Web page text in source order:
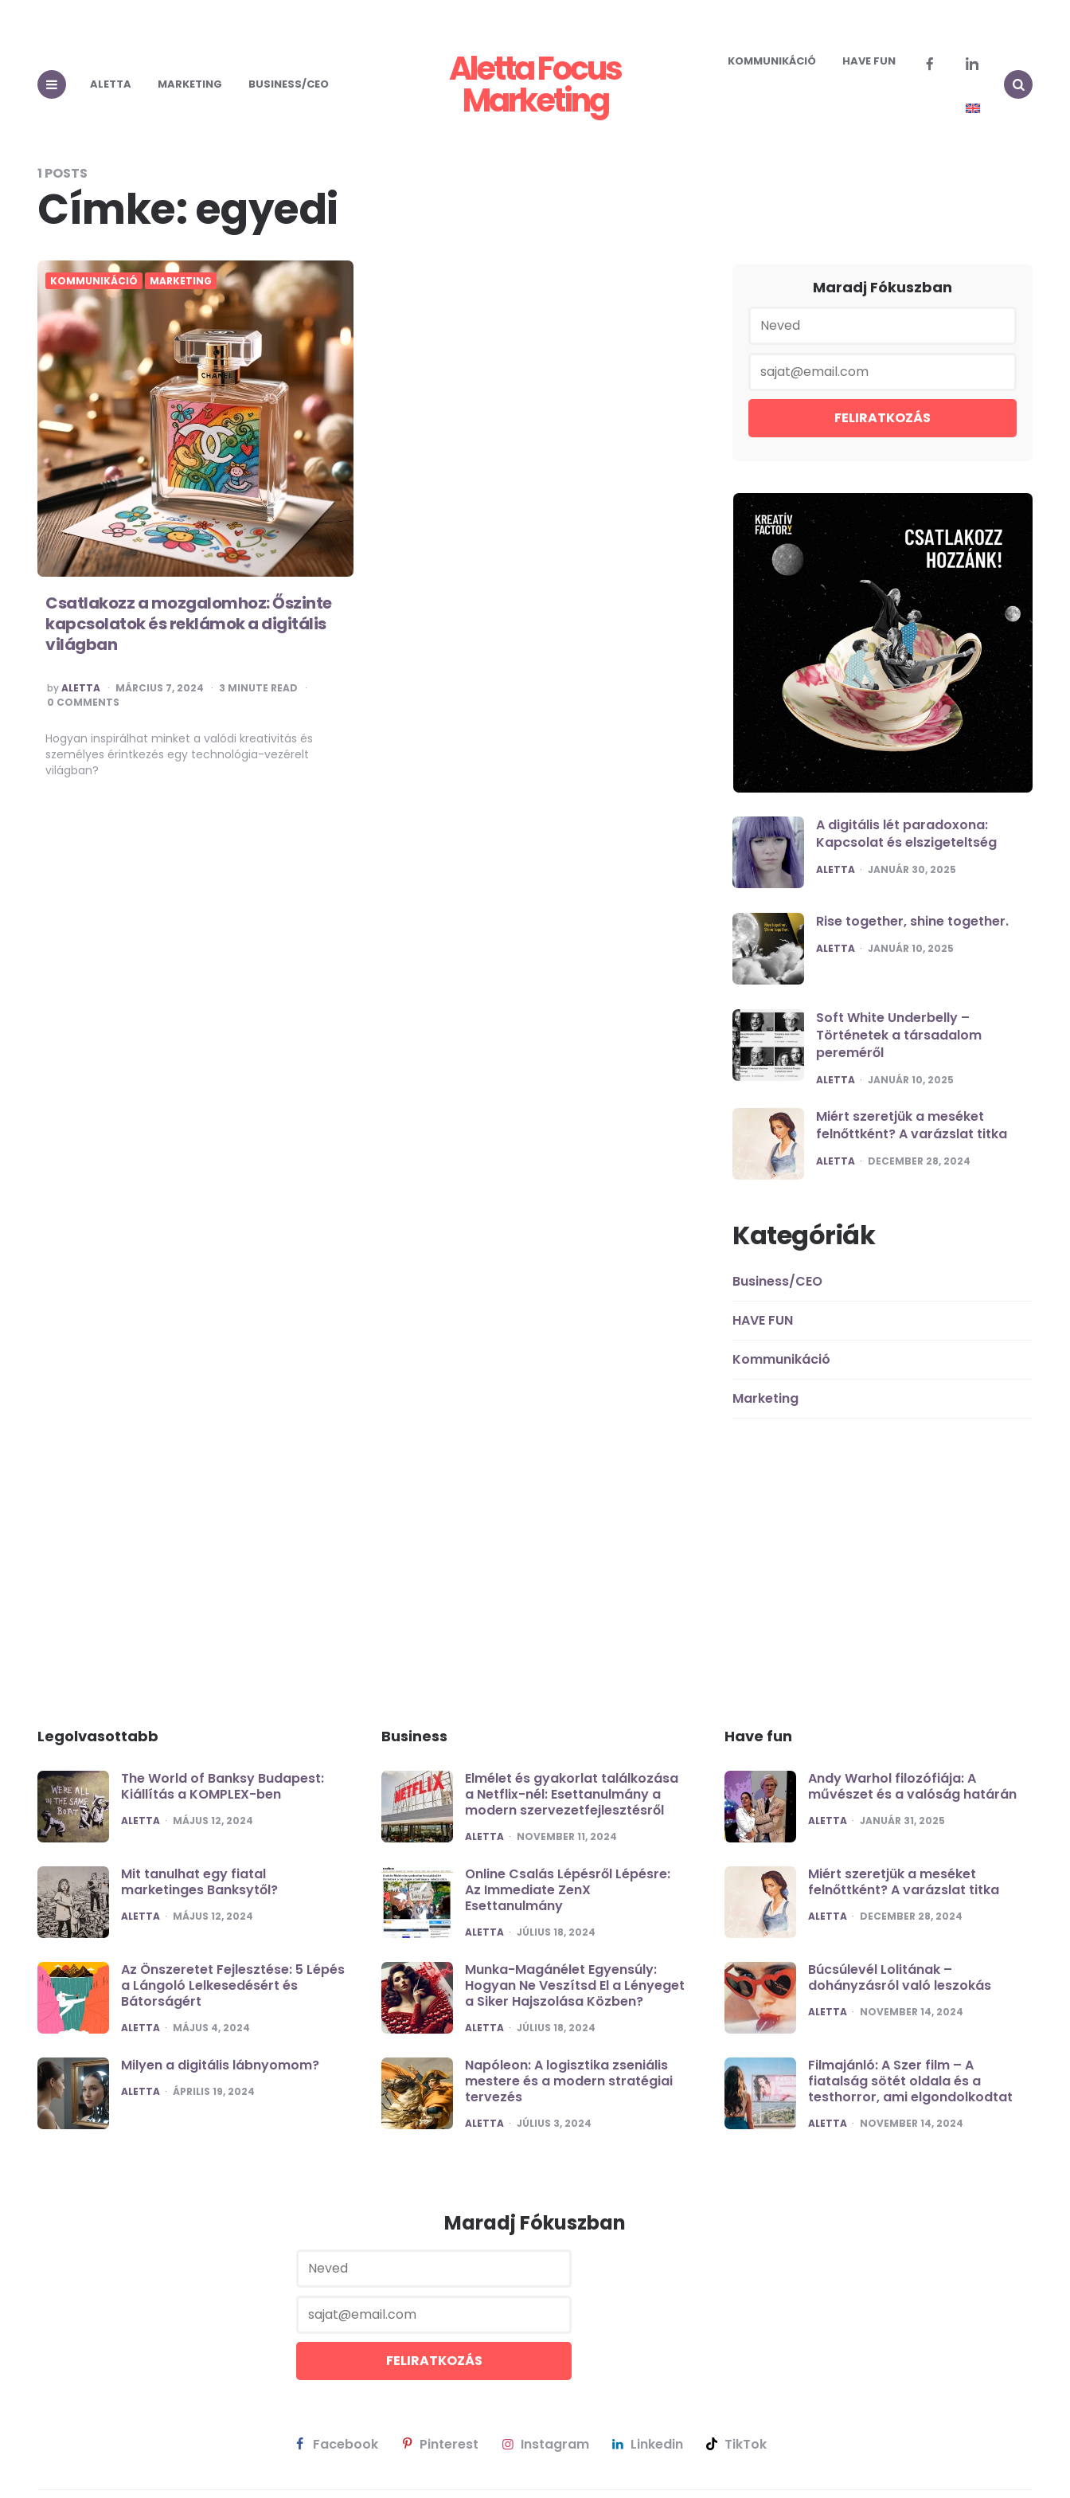
ALETTA MARKETING BUSINESS/CEO Aletta Focus
Marketing
KOMMUNIKÁCIÓ HAVE FUN
1 POSTS
Címke:egyedi
KOMMUNIKÁCIÓ MARKETING
Csatlakozz a mozgalomhoz: Őszinte
kapcsolatok és reklámok a digitális
világban
POSTED
BY
byALETTA MÁRCIUS 7, 2024 3 MINUTE READ
0 COMMENTS
Hogyan inspirálhat minket a valódi kreativitás és
személyes érintkezés egy technológia-vezérelt
világban?
Maradj Fókuszban
A digitális lét paradoxona:
Kapcsolat és elszigeteltség
POSTED
ALETTA JANUÁR 30, 2025
Rise together, shine together.
POSTED
ALETTA JANUÁR 10, 2025
Soft White Underbelly –
Történetek a társadalom
pereméről
POSTED
ALETTA JANUÁR 10, 2025
Miért szeretjük a meséket
felnőttként? A varázslat titka
POSTED
ALETTA DECEMBER 28, 2024
Kategóriák
Business/CEO
HAVE FUN
Kommunikáció
Marketing
Legolvasottabb
The World of Banksy Budapest:
Kiállítás a KOMPLEX-ben
POSTED
ALETTA MÁJUS 12, 2024
Mit tanulhat egy fiatal
marketinges Banksytől?
POSTED
ALETTA MÁJUS 12, 2024
Az Önszeretet Fejlesztése: 5 Lépés
a Lángoló Lelkesedésért és
Bátorságért
POSTED
ALETTA MÁJUS 4, 2024
Milyen a digitális lábnyomom?
POSTED
ALETTA ÁPRILIS 19, 2024
Business
Elmélet és gyakorlat találkozása
a Netflix-nél: Esettanulmány a
modern szervezetfejlesztésről
POSTED
ALETTA NOVEMBER 11, 2024
Online Csalás Lépésről Lépésre:
Az Immediate ZenX
Esettanulmány
POSTED
ALETTA JÚLIUS 18, 2024
Munka-Magánélet Egyensúly:
Hogyan Ne Veszítsd El a Lényeget
a Siker Hajszolása Közben?
POSTED
ALETTA JÚLIUS 18, 2024
Napóleon: A logisztika zseniális
mestere és a modern stratégiai
tervezés
POSTED
ALETTA JÚLIUS 3, 2024
Have fun
Andy Warhol filozófiája: A
művészet és a valóság határán
POSTED
ALETTA JANUÁR 31, 2025
Miért szeretjük a meséket
felnőttként? A varázslat titka
POSTED
ALETTA DECEMBER 28, 2024
Búcsúlevél Lolitának –
dohányzásról való leszokás
POSTED
ALETTA NOVEMBER 14, 2024
Filmajánló: A Szer film – A
fiatalság sötét oldala és a
testhorror, ami elgondolkodtat
POSTED
ALETTA NOVEMBER 14, 2024
Maradj Fókuszban
Facebook Pinterest Instagram Linkedin TikTok